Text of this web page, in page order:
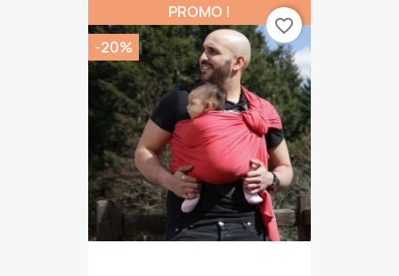
PROMO !
-20%
favorite_border